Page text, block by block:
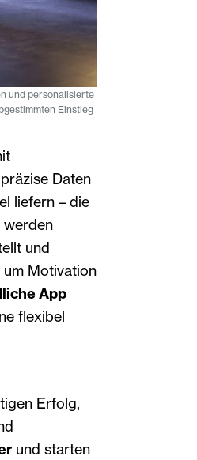
und personalisierte
Einstieg
Daten
liefern – die
werden
und
Motivation
App
flexibel
Erfolg,
und starten